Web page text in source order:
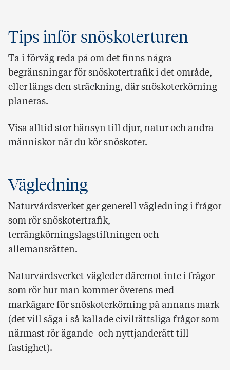
Tips inför snöskoterturen
Ta i förväg reda på om det finns några
begränsningar för snöskotertrafik i det område,
eller längs den sträckning, där snöskoterkörning
planeras.
Visa alltid stor hänsyn till djur, natur och andra
människor när du kör snöskoter.
Vägledning
Naturvårdsverket ger generell vägledning i frågor
som rör snöskotertrafik,
terrängkörningslagstiftningen och
allemansrätten.
Naturvårdsverket vägleder däremot inte i frågor
som rör hur man kommer överens med
markägare för snöskoterkörning på annans mark
(det vill säga i så kallade civilrättsliga frågor som
närmast rör ägande- och nyttjanderätt till
fastighet).